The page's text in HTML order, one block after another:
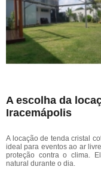
A escolha da
Iracemápolis
A locação de tenda cristal
ideal para eventos ao ar
proteção contra o clima.
natural durante o dia.